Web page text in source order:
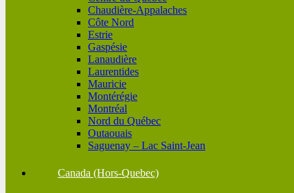
Chaudière-Appalaches
Côte Nord
Estrie
Gaspésie
Lanaudière
Laurentides
Mauricie
Montérégie
Montréal
Nord du Québec
Outaouais
Saguenay – Lac Saint-Jean
Canada (Hors-Quebec)